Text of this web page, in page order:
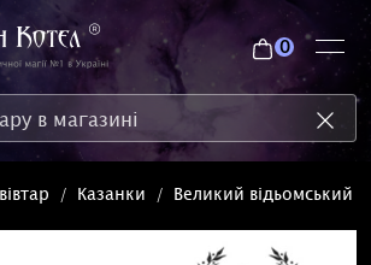
0
Казанки Великий відьомський